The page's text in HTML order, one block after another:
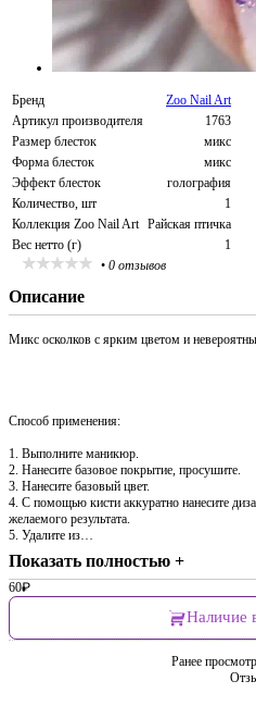
Бренд
Zoo Nail Art
Артикул производителя
1763
Размер блесток
микс
Форма блесток
микс
Эффект блесток
голография
Количество, шт
1
Коллекция Zoo Nail Art Райская птичка
Вес нетто (г)
1
• 0 отзывов
Описание
Микс осколков с ярким цветом и
Способ применения:
1. Выполните маникюр.
2. Нанесите базовое покрытие, просушите.
3. Нанесите базовый цвет.
4. С помощью кисти аккуратно нанесите
желаемого результата.
5. Удалите из…
Показать полностью +
60₽
Наличие
Ранее